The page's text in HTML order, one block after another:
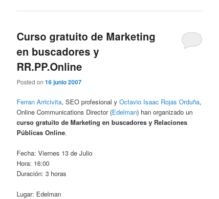
Curso gratuito de Marketing
en buscadores y
RR.PP.Online
Posted on16 junio 2007
Ferran Arricivita, SEO profesional yOctavio Isaac Rojas Orduña,
Online Communications Director (Edelman) han organizado un
curso gratuito de Marketing en buscadores y Relaciones
Públicas Online.
Fecha: Viernes 13 de Julio
Hora: 16:00
Duración: 3 horas
Lugar: Edelman